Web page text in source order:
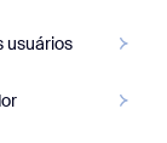
usuários